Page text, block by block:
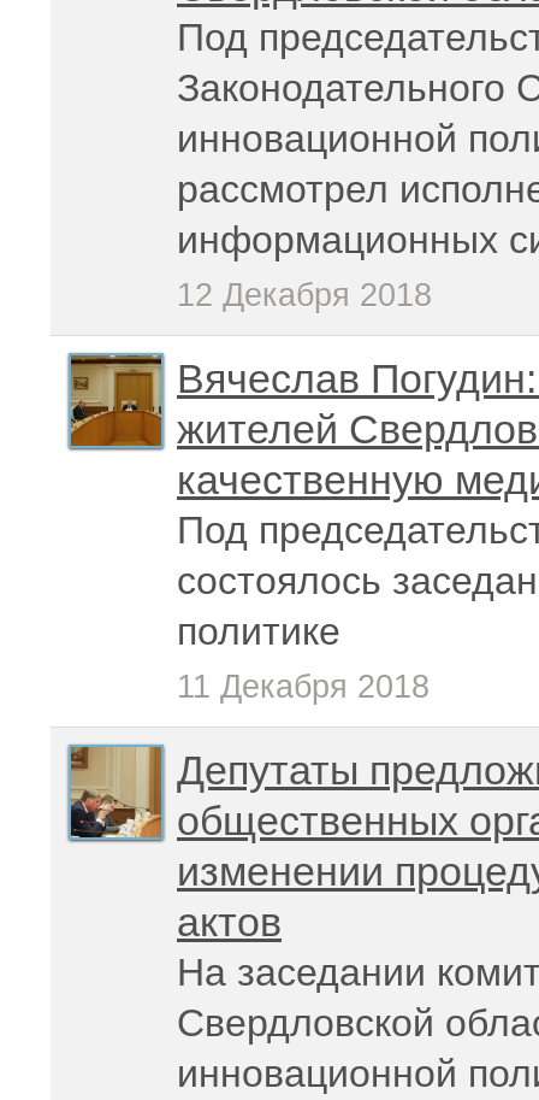
Под
инновационной
рассмотрел
информационных
12 Декабря 2018
Вячеслав
жителей
качественную
Под
состоялось
политике
11 Декабря 2018
Депутаты
общественных
изменении
актов
На заседании
Свердловской
инновационной